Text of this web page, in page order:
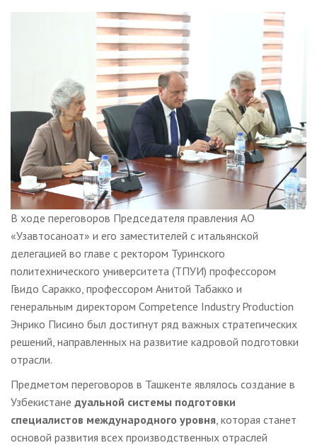
В ходе переговоров Председателя правления АО
«Узавтосаноат» и его заместителей с итальянской
делегацией во главе с ректором Туринского
политехнического университета (ТПУИ) профессором
Гвидо Саракко, профессором Анитой Табакко и
генеральным директором Competence Industry Production
Энрико Писино был достигнут ряд важных стратегических
решений, направленных на развитие кадровой подготовки
отрасли.
Предметом переговоров в Ташкенте являлось создание в
Узбекистане дуальной системы подготовки
специалистов международного уровня , которая станет
основой развития всех производственных отраслей